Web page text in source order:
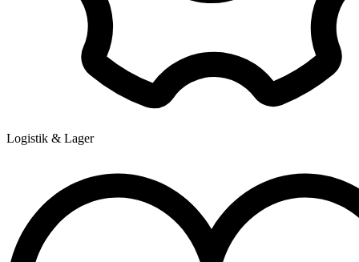
Logistik & Lager